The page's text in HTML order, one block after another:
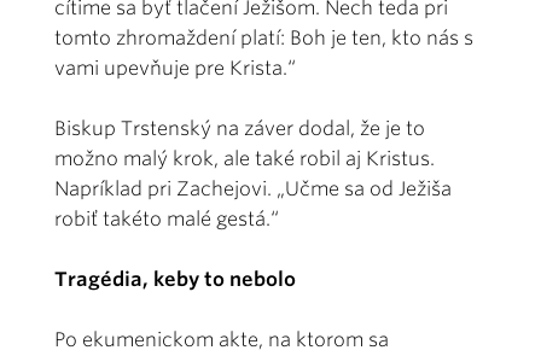
cítime sa byť tlačení Ježišom. Nech teda pri
tomto zhromaždení platí: Boh je ten, kto nás s
vami upevňuje pre Krista.“
Biskup Trstenský na záver dodal, že je to
možno malý krok, ale také robil aj Kristus.
Napríklad pri Zachejovi. „Učme sa od Ježiša
robiť takéto malé gestá.“
Tragédia, keby to nebolo
Po ekumenickom akte, na ktorom sa